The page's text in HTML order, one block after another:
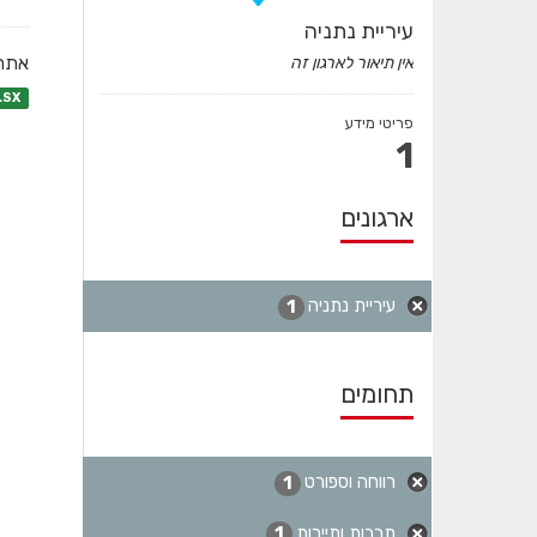
עיריית נתניה
אין תיאור לארגון זה
פריטי מידע
1
ארגונים
עיריית נתניה 1
תחומים
רווחה וספורט 1